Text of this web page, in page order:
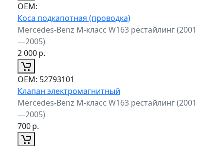
ОЕМ:
Коса подкапотная (проводка)
Mercedes-Benz M-класс W163 рестайлинг (2001
—2005)
2 000р.
ОЕМ: 52793101
Клапан электромагнитный
Mercedes-Benz M-класс W163 рестайлинг (2001
—2005)
700р.